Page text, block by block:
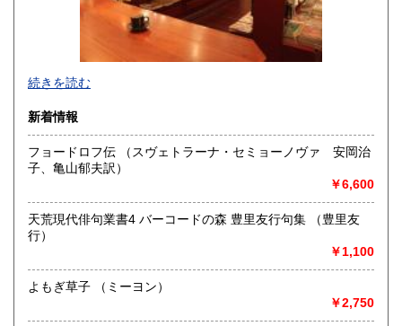
185円
店頭にて現物をご覧になりたい方は、必ず事前にご連絡をお
願い致します。
email.
沿線名：山手線、埼京線、井の頭線、田園都市線、銀座線、
半蔵門線、副都心線
営業時間：(2F)月〜日13:00〜19:00
定休日：無休
取り扱い分野
続きを読む
新着情報
フョードロフ伝 （スヴェトラーナ・セミョーノヴァ 安岡治
子、亀山郁夫訳）
￥6,600
天荒現代俳句業書4 バーコードの森 豊里友行句集 （豊里友
行）
￥1,100
よもぎ草子 （ミーヨン）
￥2,750